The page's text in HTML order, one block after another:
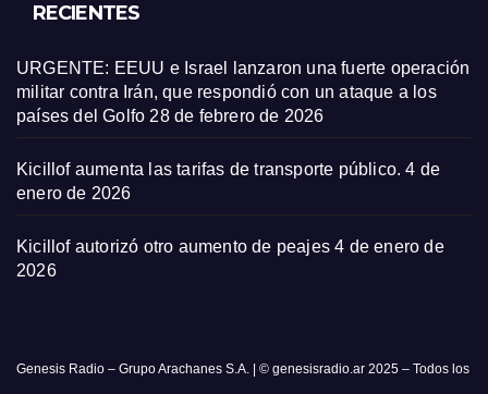
RECIENTES
URGENTE: EEUU e Israel lanzaron una fuerte operación
militar contra Irán, que respondió con un ataque a los
países del Golfo 28 de febrero de 2026
Kicillof aumenta las tarifas de transporte público. 4 de
enero de 2026
Kicillof autorizó otro aumento de peajes 4 de enero de
2026
Genesis Radio – Grupo Arachanes S.A. | © genesisradio.ar 2025 – Todos los